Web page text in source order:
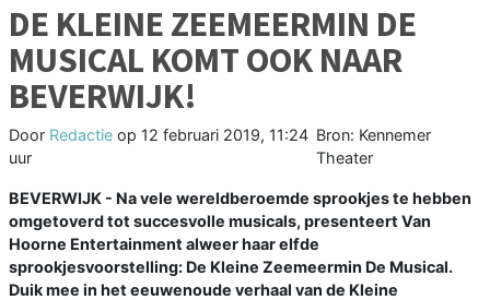
DE KLEINE ZEEMEERMIN DE
MUSICAL KOMT OOK NAAR
BEVERWIJK!
Door Redactie op 12 februari 2019, 11:24
uur
Bron: Kennemer
Theater
BEVERWIJK - Na vele wereldberoemde sprookjes te hebben
omgetoverd tot succesvolle musicals, presenteert Van
Hoorne Entertainment alweer haar elfde
sprookjesvoorstelling: De Kleine Zeemeermin De Musical.
Duik mee in het eeuwenoude verhaal van de Kleine